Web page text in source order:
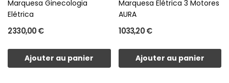
Marquesa Ginecologia
Elétrica
2 330,00 €
Ajouter au panier
Marquesa Elétrica 3 Motores
AURA
1 033,20 €
Ajouter au panier